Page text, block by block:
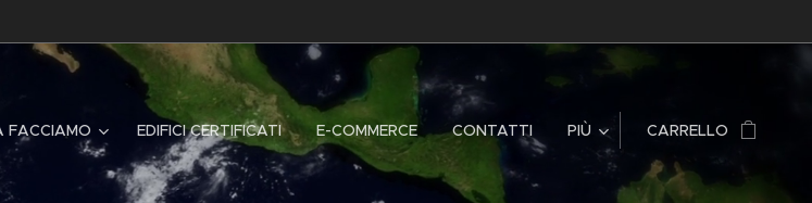
FACCIAMO EDIFICI CERTIFICATI E-COMMERCE CONTATTI PIÙ CARRELLO